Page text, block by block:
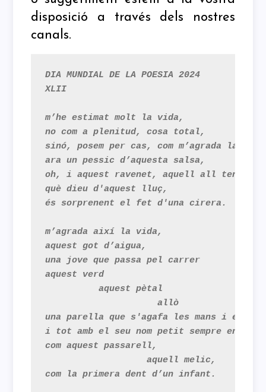
disposició a través dels nostres
canals.
DIA MUNDIAL DE LA POESIA 2024
XLII
m’he estimat molt la vida,
no com a plenitud, cosa total,
sinó, posem per cas, com m’agrada la
ara un pessic d’aquesta salsa,
oh, i aquest ravenet, aquell all tendre,
què dieu d'aquest lluç,
és sorprenent el fet d'una cirera.
m’agrada així la vida,
aquest got d’aigua,
una jove que passa pel carrer
aquest verd
          aquest pètal
                     allò
una parella que s'agafa les mans i es
i tot amb el seu nom petit sempre en
com aquest passarell,
                   aquell melic,
com la primera dent d’un infant.